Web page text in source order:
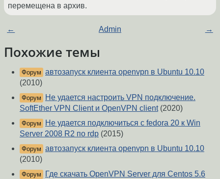
перемещена в архив.
← Admin →
Похожие темы
Форум автозапуск клиента openvpn в Ubuntu 10.10
(2010)
Форум
Не удается настроить VPN подключение.
SoftEther VPN Client и OpenVPN client(2020)
Форум
Не удается подключиться с fedora 20 к Win
Server 2008 R2 по rdp (2015)
Форум автозапуск клиента openvpn в Ubuntu 10.10
(2010)
Форум
Где скачать OpenVPN Server для Centos 5.6